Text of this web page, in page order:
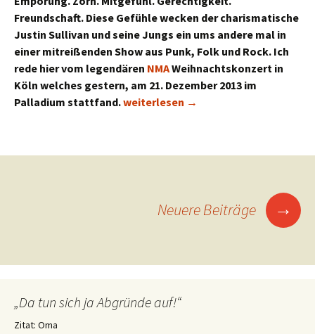
Freundschaft. Diese Gefühle wecken der charismatische
Justin Sullivan und seine Jungs ein ums andere mal in
einer mitreißenden Show aus Punk, Folk und Rock. Ich
rede hier vom legendären NMAWeihnachtskonzert in
Köln welches gestern, am 21. Dezember 2013 im
Palladium stattfand.New Model Army –
weiterlesen →
Beitragsnavigation
Neuere Beiträge →
„Da tun sich ja Abgründe auf!“
Zitat: Oma